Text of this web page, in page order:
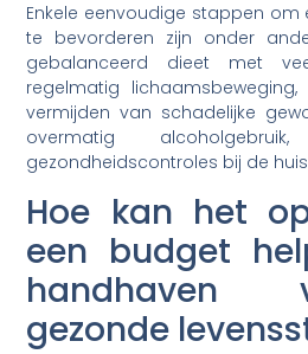
Enkele eenvoudige stappen om
te bevorderen zijn onder
gebalanceerd dieet met
regelmatig
vermijden van schadelijke
overmatig
gezondheidscontroles bij de
Hoe kan het
een budget
gezonde